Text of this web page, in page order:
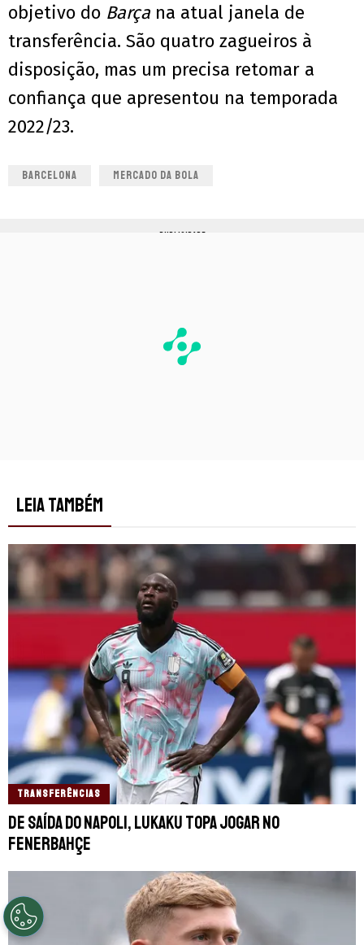
objetivo do Barça na atual janela de
transferência. São quatro zagueiros à
disposição, mas um precisa retomar a
confiança que apresentou na temporada
2022/23.
BARCELONA MERCADO DA BOLA
PUBLICIDADE
LEIA TAMBÉM
TRANSFERÊNCIAS
De saída do Napoli, Lukaku topa jogar no
Fenerbahçe